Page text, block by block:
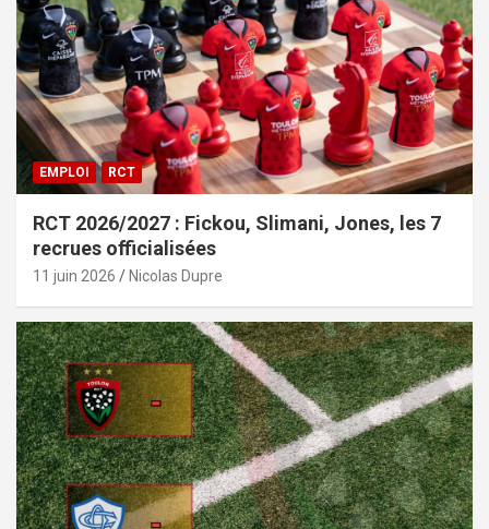
EMPLOI RCT
RCT 2026/2027 : Fickou, Slimani, Jones, les 7
recrues officialisées
11 juin 2026 Nicolas Dupre